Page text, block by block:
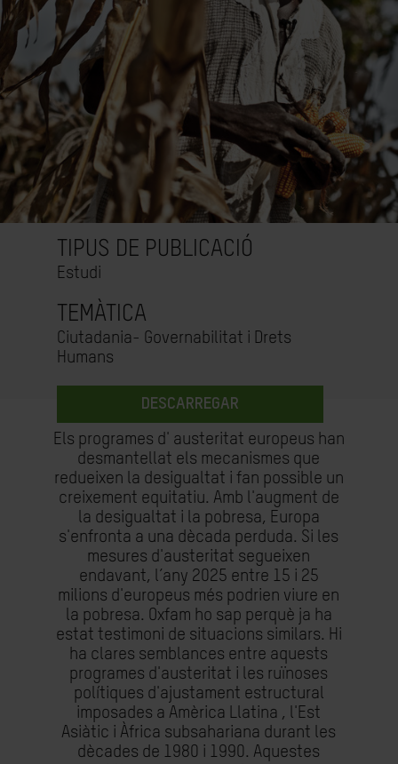
TIPUS DE PUBLICACIÓ
Estudi
TEMÀTICA
Ciutadania- Governabilitat i Drets
Humans
DESCARREGAR
Els programes d' austeritat europeus han
desmantellat els mecanismes que
redueixen la desigualtat i fan possible un
creixement equitatiu. Amb l'augment de
la desigualtat i la pobresa, Europa
s'enfronta a una dècada perduda. Si les
mesures d'austeritat segueixen
endavant, l’any 2025 entre 15 i 25
milions d'europeus més podrien viure en
la pobresa. Oxfam ho sap perquè ja ha
estat testimoni de situacions similars. Hi
ha clares semblances entre aquests
programes d'austeritat i les ruïnoses
polítiques d'ajustament estructural
imposades a Amèrica Llatina , l'Est
Asiàtic i Àfrica subsahariana durant les
dècades de 1980 i 1990. Aquestes